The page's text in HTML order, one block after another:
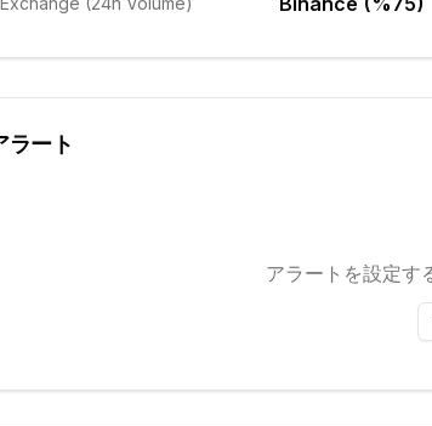
ラート
アラートを設定す